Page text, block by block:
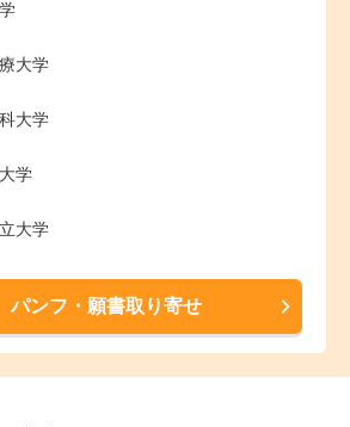
大学
大学
学
大学
パンフ・願書取り寄せ